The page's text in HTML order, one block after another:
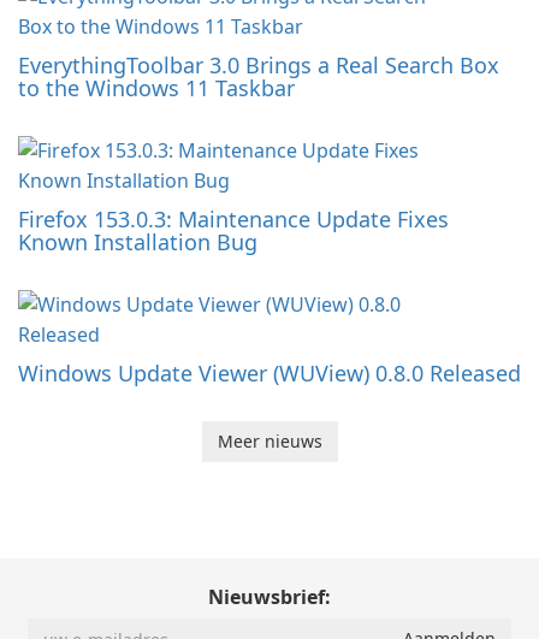
EverythingToolbar 3.0 Brings a Real Search Box
to the Windows 11 Taskbar
Firefox 153.0.3: Maintenance Update Fixes
Known Installation Bug
Windows Update Viewer (WUView) 0.8.0 Released
Meer nieuws
Nieuwsbrief: